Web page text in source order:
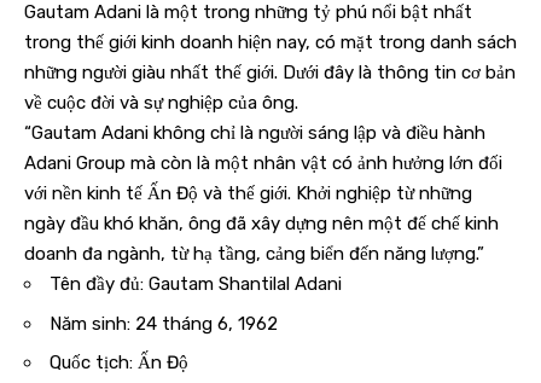
Gautam Adani là một trong những tỷ phú nổi bật nhất
trong thế giới kinh doanh hiện nay, có mặt trong danh sách
những người giàu nhất thế giới. Dưới đây là thông tin cơ bản
về cuộc đời và sự nghiệp của ông.
“Gautam Adani không chỉ là người sáng lập và điều hành
Adani Group mà còn là một nhân vật có ảnh hưởng lớn đối
với nền kinh tế Ấn Độ và thế giới. Khởi nghiệp từ những
ngày đầu khó khăn, ông đã xây dựng nên một đế chế kinh
doanh đa ngành, từ hạ tầng, cảng biển đến năng lượng.”
Tên đầy đủ: Gautam Shantilal Adani
Năm sinh: 24 tháng 6, 1962
Quốc tịch: Ấn Độ